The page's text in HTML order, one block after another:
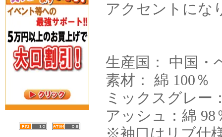
アクセントにな
生産国： 中国・
素材： 綿 100％
ミックスグレー
アッシュ：綿
※袖口はリブ仕